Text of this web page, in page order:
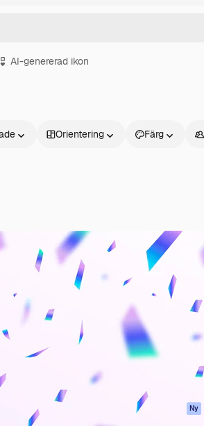
AI-genererad ikon
Orientering Färg
Spaces
AI-assistent
AI-videogenerator
AI-röstgenerator
Kom igång
Support
Ny